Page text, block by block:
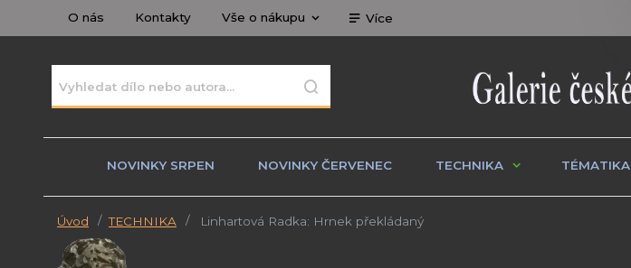
O nás Kontakty Vše o nákupu Více
NOVINKY SRPEN NOVINKY ČERVENEC TECHNIKA TÉMATIKA
Úvod TECHNIKA Linhartová Radka: Hrnek překládaný